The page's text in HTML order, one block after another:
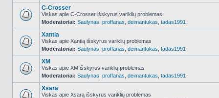
NO_UNREAD_POSTS
C-Crosser
Viskas apie C-Crosser išskyrus variklių problemas
Moderatoriai: Saulynas proffanas deimantukas tadas1991
NO_UNREAD_POSTS
Xantia
Viskas apie Xantią išskyrus variklių problemas
Moderatoriai: Saulynas proffanas deimantukas tadas1991
NO_UNREAD_POSTS
XM
Viskas apie XM išskyrus variklių problemas
Moderatoriai: Saulynas proffanas deimantukas tadas1991
Xsara
Viskas apie Xsarą išskyrus variklių problemas